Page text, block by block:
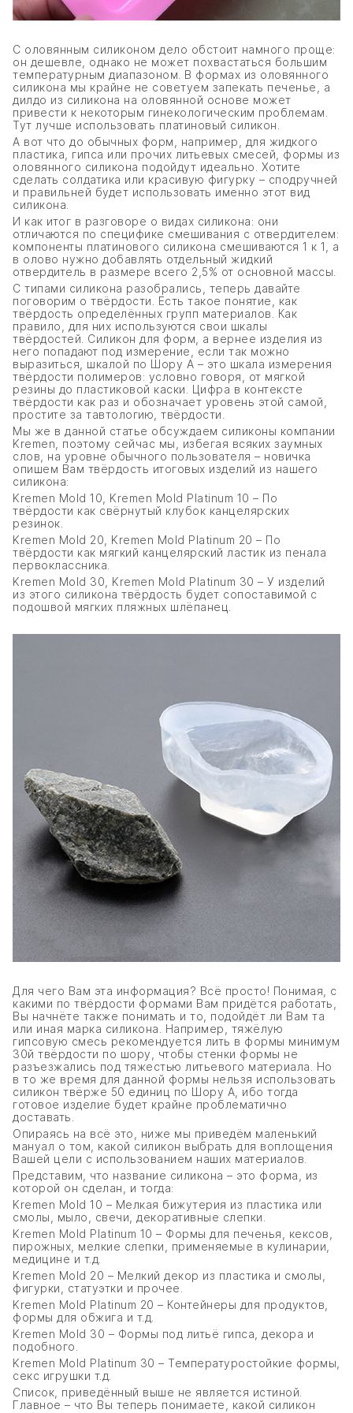
С оловянным силиконом дело обстоит намного проще:
он дешевле, однако не может похвастаться большим
температурным диапазоном. В формах из оловянного
силикона мы крайне не советуем запекать печенье, а
дилдо из силикона на оловянной основе может
привести к некоторым гинекологическим проблемам.
Тут лучше использовать платиновый силикон.
А вот что до обычных форм, например, для жидкого
пластика, гипса или прочих литьевых смесей, формы из
оловянного силикона подойдут идеально. Хотите
сделать солдатика или красивую фигурку – сподручней
и правильней будет использовать именно этот вид
силикона.
И как итог в разговоре о видах силикона: они
отличаются по специфике смешивания с отвердителем:
компоненты платинового силикона смешиваются 1 к 1, а
в олово нужно добавлять отдельный жидкий
отвердитель в размере всего 2,5% от основной массы.
С типами силикона разобрались, теперь давайте
поговорим о твёрдости. Есть такое понятие, как
твёрдость определённых групп материалов. Как
правило, для них используются свои шкалы
твёрдостей. Силикон для форм, а вернее изделия из
него попадают под измерение, если так можно
выразиться, шкалой по Шору А – это шкала измерения
твёрдости полимеров: условно говоря, от мягкой
резины до пластиковой каски. Цифра в контексте
твёрдости как раз и обозначает уровень этой самой,
простите за тавтологию, твёрдости.
Мы же в данной статье обсуждаем силиконы компании
Kremen, поэтому сейчас мы, избегая всяких заумных
слов, на уровне обычного пользователя – новичка
опишем Вам твёрдость итоговых изделий из нашего
силикона:
Kremen Mold 10, Kremen Mold Platinum 10 – По
твёрдости как свёрнутый клубок канцелярских
резинок.
Kremen Mold 20, Kremen Mold Platinum 20 – По
твёрдости как мягкий канцелярский ластик из пенала
первоклассника.
Kremen Mold 30, Kremen Mold Platinum 30 – У изделий
из этого силикона твёрдость будет сопоставимой с
подошвой мягких пляжных шлёпанец.
Для чего Вам эта информация? Всё просто! Понимая, с
какими по твёрдости формами Вам придётся работать,
Вы начнёте также понимать и то, подойдёт ли Вам та
или иная марка силикона. Например, тяжёлую
гипсовую смесь рекомендуется лить в формы минимум
30й твёрдости по шору, чтобы стенки формы не
разъезжались под тяжестью литьевого материала. Но
в то же время для данной формы нельзя использовать
силикон твёрже 50 единиц по Шору А, ибо тогда
готовое изделие будет крайне проблематично
доставать.
Опираясь на всё это, ниже мы приведём маленький
мануал о том, какой силикон выбрать для воплощения
Вашей цели с использованием наших материалов.
Представим, что название силикона – это форма, из
которой он сделан, и тогда:
Kremen Mold 10 – Мелкая бижутерия из пластика или
смолы, мыло, свечи, декоративные слепки.
Kremen Mold Platinum 10 – Формы для печенья, кексов,
пирожных, мелкие слепки, применяемые в кулинарии,
медицине и т.д.
Kremen Mold 20 – Мелкий декор из пластика и смолы,
фигурки, статуэтки и прочее.
Kremen Mold Platinum 20 – Контейнеры для продуктов,
формы для обжига и т.д.
Kremen Mold 30 – Формы под литьё гипса, декора и
подобного.
Kremen Mold Platinum 30 – Температуростойкие формы,
секс игрушки т.д.
Список, приведённый выше не является истиной.
Главное – что Вы теперь понимаете, какой силикон